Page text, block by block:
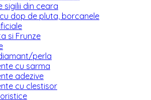
sigilii din ceara
dop de pluta, borcanele
si Frunze
perla
cu sarma
adezive
cu clestisor